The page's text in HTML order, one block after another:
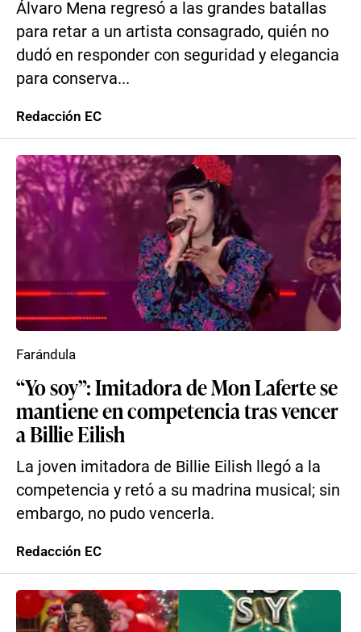
Álvaro Mena regresó a las grandes batallas
para retar a un artista consagrado, quién no
dudó en responder con seguridad y elegancia
para conserva...
Redacción EC
“Yo soy”: Imitadora de Mon Laferte se
mantiene en competencia tras vencer
a Billie Eilish
La joven imitadora de Billie Eilish llegó a la
competencia y retó a su madrina musical; sin
embargo, no pudo vencerla.
Farándula
Redacción EC